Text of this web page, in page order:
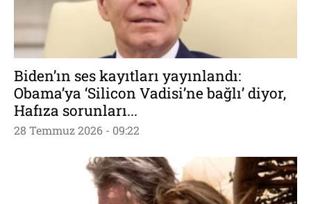
Biden’ın ses kayıtları yayınlandı:
Obama’ya ‘Silicon Vadisi’ne bağlı’ diyor,
Hafıza sorunları...
28 Temmuz 2026 - 09:22